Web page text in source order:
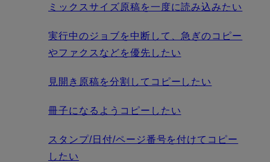
ミックスサイズ原稿を一度に読み込みたい
実行中のジョブを中断して、急ぎのコピー
やファクスなどを優先したい
見開き原稿を分割してコピーしたい
冊子になるようコピーしたい
スタンプ/日付/ページ番号を付けてコピー
したい